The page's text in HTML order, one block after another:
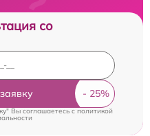
со
Вы соглашаетесь cполитикой